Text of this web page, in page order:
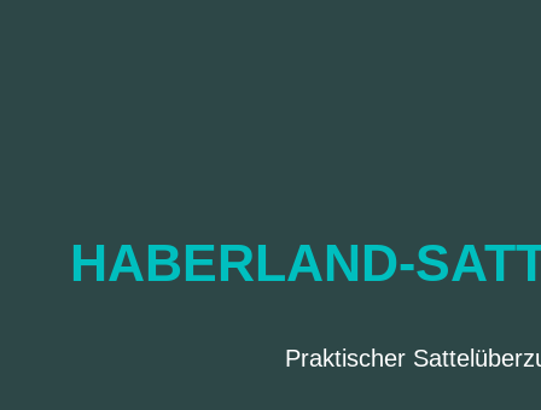
HABERLAND-
Praktischer